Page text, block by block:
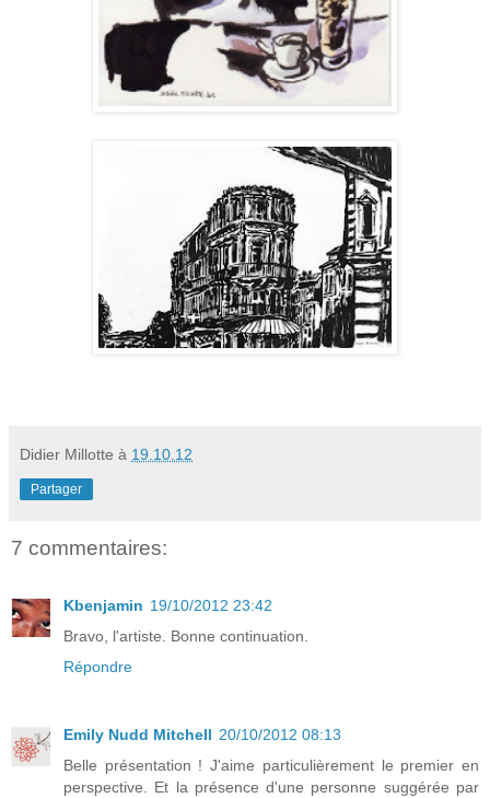
Didier Millotte à 19.10.12
Partager
7 commentaires:
Kbenjamin 19/10/2012 23:42
Bravo, l'artiste. Bonne continuation.
Répondre
Emily Nudd Mitchell 20/10/2012 08:13
Belle présentation ! J'aime particulièrement le premier en
perspective. Et la présence d'une personne suggérée par